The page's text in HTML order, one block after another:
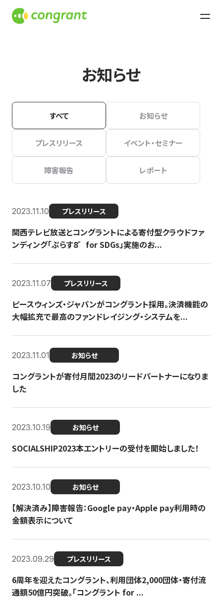
お知らせ
すべて お知らせ
プレスリリース イベント・セミナー
障害報告 レポート
2023.11.10 プレスリリース
関西テレビ放送とコングラントによる寄付型クラウドファ
ンディング「ぷらす8゛for SDGs」実施のお...
2023.11.07 プレスリリース
ピースウィンズ・ジャパンがコングラント採用。決済機能の
大幅拡充で最高のファンドレイジング・システムを...
2023.11.01 お知らせ
コングラントが寄付月間2023のリードパートナーになりま
した
2023.10.19 お知らせ
SOCIALSHIP2023本エントリーの受付を開始しました！
2023.10.10 お知らせ
【解決済み】障害報告：Google pay・Apple pay利用時の
金額表示について
2023.09.29 プレスリリース
6周年を迎えたコングラント、利用団体2,000団体・寄付流
通額50億円突破。「コングラント for ...